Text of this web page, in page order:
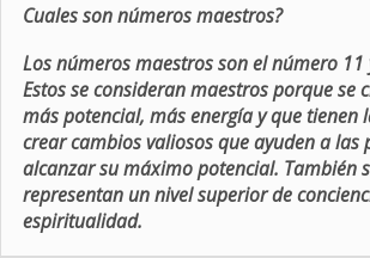
Cuales son números maestros?
Los números maestros son el número
Estos se consideran maestros porque se
más potencial, más energía y que tienen
crear cambios valiosos que ayuden a las
alcanzar su máximo potencial. También
representan un nivel superior de
espiritualidad.